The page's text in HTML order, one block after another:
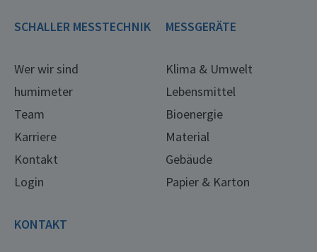
SCHALLER MESSTECHNIK
Wer wir sind
humimeter
Team
Karriere
Kontakt
Login
MESSGERÄTE
Klima & Umwelt
Lebensmittel
Bioenergie
Material
Gebäude
Papier & Karton
KONTAKT